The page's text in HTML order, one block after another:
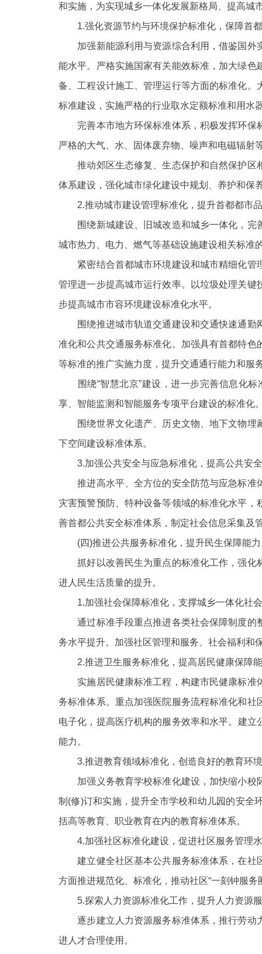
和实施，为实现城乡一体化发展新格局、提高城
1.强化资源节约与环境保护标准化，保障首
加强新能源利用与资源综合利用，借鉴国外
能水平。严格实施国家有关能效标准，加大绿
备、工程设计施工、管理运行等方面的标准化
标准建设，实施严格的行业取水定额标准和用水
完善本市地方环保标准体系，积极发挥环保
严格的大气、水、固体废弃物、噪声和电磁辐射
推动郊区生态修复、生态保护和自然保护区
体系建设，强化城市绿化建设中规划、养护和保
2.推动城市建设管理标准化，提升首都都市
围绕新城建设、旧城改造和城乡一体化，完
城市热力、电力、燃气等基础设施建设相关标准
紧密结合首都城市环境建设和城市精细化管
管理进一步提高城市运行效率。以垃圾处理关
步提高城市市容环境建设标准化水平。
围绕推进城市轨道交通建设和交通快速通勤
准化和公共交通服务标准化。加强具有首都特
等标准的推广实施力度，提升交通通行能力和服
围绕“智慧北京”建设，进一步完善信息化
享、智能监测和智能服务专项平台建设的标准化
围绕世界文化遗产、历史文物、地下文物埋
下空间建设标准体系。
3.加强公共安全与应急标准化，提高公共安
推进高水平、全方位的安全防范与应急标准
灾害预警预防、特种设备等领域的标准化水平
善首都公共安全标准体系，制定社会信息采集及
(四)推进公共服务标准化，提升民生保障能力
抓好以改善民生为重点的标准化工作，强化
进人民生活质量的提升。
1.加强社会保障标准化，支撑城乡一体化社
通过标准手段重点推进各类社会保障制度的
务水平提升。加强社区管理和服务、社会福利和
2.推进卫生服务标准化，提高居民健康保障
实施居民健康标准工程，构建市民健康标准
务标准体系。重点加强医院服务流程标准化和
电子化，提高医疗机构的服务效率和水平。建立
能力。
3.推进教育领域标准化，创造良好的教育环
加强义务教育学校标准化建设，加快缩小校
制 (修)订和实施，提升全市学校和幼儿园的安全
括高等教育、职业教育在内的教育标准体系。
4.加强社区标准化建设，促进社区服务管理
建立健全社区基本公共服务标准体系，在社
方面推进规范化、标准化，推动社区“一刻钟服务
5.探索人力资源标准化工作，提升人力资源
逐步建立人力资源服务标准体系，推行劳动
进人才合理使用。